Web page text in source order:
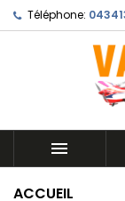
Téléphone:

ACCUEIL